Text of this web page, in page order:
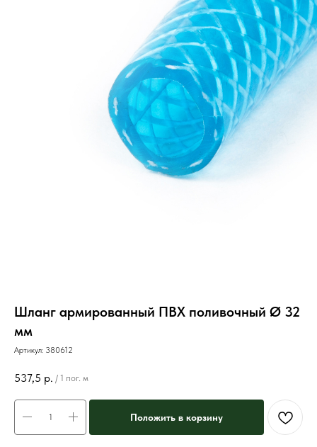
Шланг армированный ПВХ поливочный Ø 32
мм
Артикул: 380612
537,5 р. / 1 пог. м
Положить в корзину